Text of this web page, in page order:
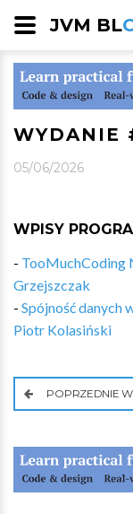
JVM BL
WYDANIE
05/06/2026
WPISY
- TooMuchCoding
Grzejszczak
- Spójność danych
Piotr Kolasiński
POPRZEDNIE